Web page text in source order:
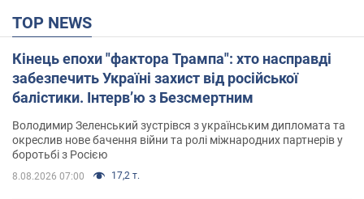
TOP NEWS
Кінець епохи "фактора Трампа": хто насправді
забезпечить Україні захист від російської
балістики. Інтерв’ю з Безсмертним
Володимир Зеленський зустрівся з українським дипломата та
окреслив нове бачення війни та ролі міжнародних партнерів у
боротьбі з Росією
8.08.2026 07:00 17,2 т.